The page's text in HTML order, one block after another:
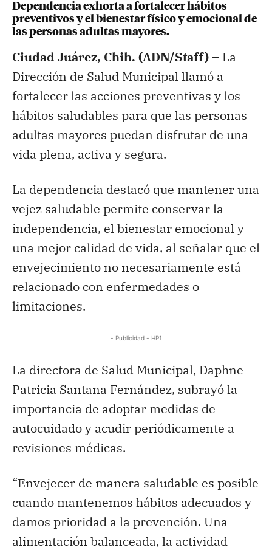
Dependencia exhorta a fortalecer hábitos
preventivos y el bienestar físico y emocional de
las personas adultas mayores.
Ciudad Juárez, Chih. (ADN/Staff)– La
Dirección de Salud Municipal llamó a
fortalecer las acciones preventivas y los
hábitos saludables para que las personas
adultas mayores puedan disfrutar de una
vida plena, activa y segura.
La dependencia destacó que mantener una
vejez saludable permite conservar la
independencia, el bienestar emocional y
una mejor calidad de vida, al señalar que el
envejecimiento no necesariamente está
relacionado con enfermedades o
limitaciones.
- Publicidad - HP1
La directora de Salud Municipal, Daphne
Patricia Santana Fernández, subrayó la
importancia de adoptar medidas de
autocuidado y acudir periódicamente a
revisiones médicas.
“Envejecer de manera saludable es posible
cuando mantenemos hábitos adecuados y
damos prioridad a la prevención. Una
alimentación balanceada, la actividad